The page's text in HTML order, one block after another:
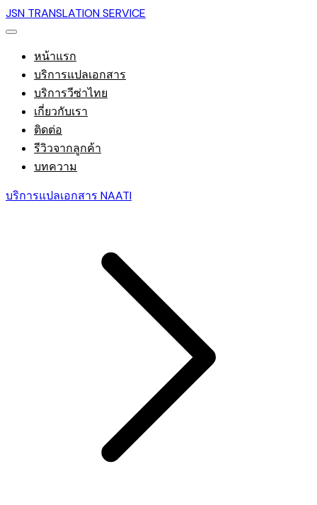
JSN TRANSLATION SERVICE
หน้าแรก
บริการแปลเอกสาร
บริการวีซ่าไทย
เกี่ยวกับเรา
ติดต่อ
รีวิวจากลูกค้า
บทความ
บริการแปลเอกสาร NAATI